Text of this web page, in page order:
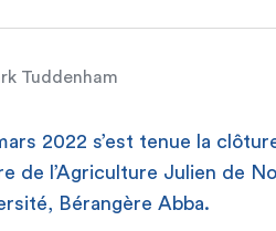
Tuddenham
2022 s’est tenue la
de l’Agriculture Julien de
Bérangère Abba.